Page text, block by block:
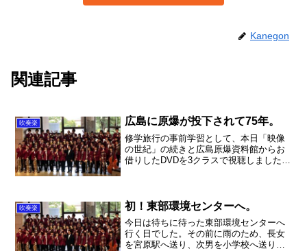
Kanegon
関連記事
吹奏楽 広島に原爆が投下されて75年。
修学旅行の事前学習として、本日「映像
の世紀」の続きと広島原爆資料館からお
借りしたDVDを3クラスで視聴しました。
たくなる映像でした...
吹奏楽 初！東部環境センターへ。
今日は待ちに待った東部環境センターへ
行く日でした。その前に雨のため、長女
を宮原駅へ送り、次男を小学校へ送り、